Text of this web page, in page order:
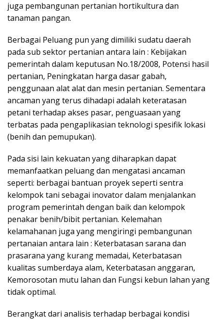
juga pembangunan pertanian hortikultura dan
tanaman pangan.
Berbagai Peluang pun yang dimiliki sudatu daerah
pada sub sektor pertanian antara lain : Kebijakan
pemerintah dalam keputusan No.18/2008, Potensi hasil
pertanian, Peningkatan harga dasar gabah,
penggunaan alat alat dan mesin pertanian. Sementara
ancaman yang terus dihadapi adalah keteratasan
petani terhadap akses pasar, penguasaan yang
terbatas pada pengaplikasian teknologi spesifik lokasi
(benih dan pemupukan).
Pada sisi lain kekuatan yang diharapkan dapat
memanfaatkan peluang dan mengatasi ancaman
seperti: berbagai bantuan proyek seperti sentra
kelompok tani sebagai inovator dalam menjalankan
program pemerintah dengan baik dan kelompok
penakar benih/bibit pertanian. Kelemahan
kelamahanan juga yang mengiringi pembangunan
pertanaian antara lain : Keterbatasan sarana dan
prasarana yang kurang memadai, Keterbatasan
kualitas sumberdaya alam, Keterbatasan anggaran,
Kemorosotan mutu lahan dan Fungsi kebun lahan yang
tidak optimal.
Berangkat dari analisis terhadap berbagai kondisi